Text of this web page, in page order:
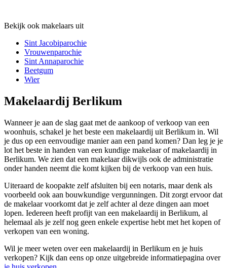
Bekijk ook makelaars uit
Sint Jacobiparochie
Vrouwenparochie
Sint Annaparochie
Beetgum
Wier
Makelaardij Berlikum
Wanneer je aan de slag gaat met de aankoop of verkoop van een
woonhuis, schakel je het beste een makelaardij uit Berlikum in. Wil
je dus op een eenvoudige manier aan een pand komen? Dan leg je je
lot het beste in handen van een kundige makelaar of makelaardij in
Berlikum. We zien dat een makelaar dikwijls ook de administratie
onder handen neemt die komt kijken bij de verkoop van een huis.
Uiteraard de koopakte zelf afsluiten bij een notaris, maar denk als
voorbeeld ook aan bouwkundige vergunningen. Dit zorgt ervoor dat
de makelaar voorkomt dat je zelf achter al deze dingen aan moet
lopen. Iedereen heeft profijt van een makelaardij in Berlikum, al
helemaal als je zelf nog geen enkele expertise hebt met het kopen of
verkopen van een woning.
Wil je meer weten over een makelaardij in Berlikum en je huis
verkopen? Kijk dan eens op onze uitgebreide informatiepagina over